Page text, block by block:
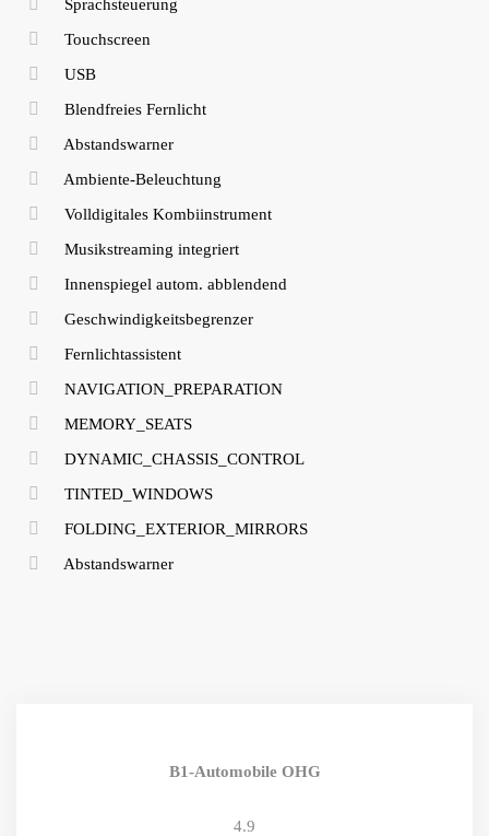
Sprachsteuerung
Touchscreen
USB
Blendfreies Fernlicht
Abstandswarner
Ambiente-Beleuchtung
Volldigitales Kombiinstrument
Musikstreaming integriert
Innenspiegel autom. abblendend
Geschwindigkeitsbegrenzer
Fernlichtassistent
NAVIGATION_PREPARATION
MEMORY_SEATS
DYNAMIC_CHASSIS_CONTROL
TINTED_WINDOWS
FOLDING_EXTERIOR_MIRRORS
Abstandswarner
B1-Automobile OHG
4.9